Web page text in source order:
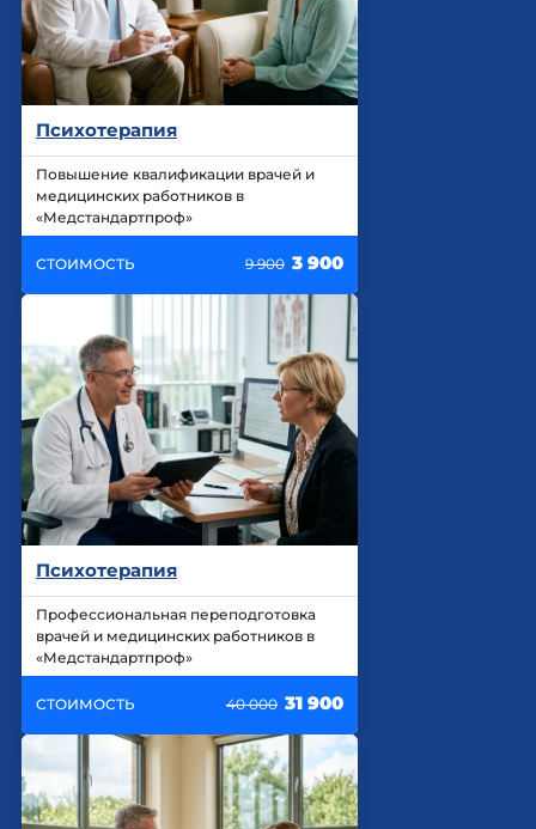
Психотерапия
Повышение квалификации врачей и
медицинских работников в
«Медстандартпроф»
СТОИМОСТЬ 9 900 3 900
Психотерапия
Профессиональная переподготовка
врачей и медицинских работников в
«Медстандартпроф»
СТОИМОСТЬ 40 000 31 900